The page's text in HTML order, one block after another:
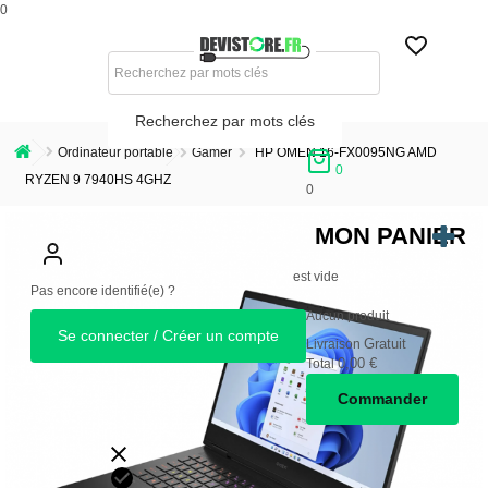
0
Recherchez par mots clés
Pas encore identifié(e) ?
Se connecter / Créer un compte
0
0
MON PANIER
est vide
Aucun produit
Livraison Gratuit
Total 0,00 €
Commander
Ordinateur portable Gamer
HP OMEN 16-FX0095NG AMD
RYZEN 9 7940HS 4GHZ